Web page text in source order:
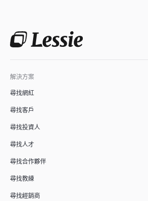
解決方案
尋找網紅
尋找客戶
尋找投資人
尋找人才
尋找合作夥伴
尋找教練
尋找經銷商